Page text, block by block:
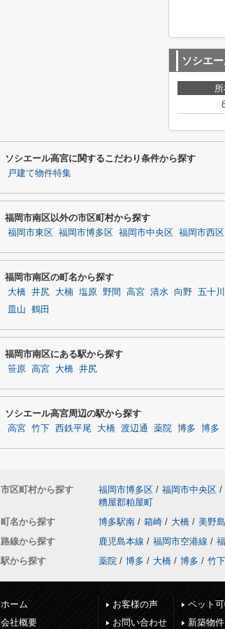
ソシエ
ソシエール高宮に関するこだわり条件から探す
戸建て物件特集
福岡市南区以外の市区町村から探す
福岡市東区 福岡市博多区 福岡市中央区 福岡市西区
福岡市南区の町名から探す
大橋 井尻 大楠 塩原 野間 高宮 清水 向野 五十川
皿山
鶴田
福岡市南区にある駅から探す
笹原 高宮 大橋 井尻
ソシエール高宮周辺の駅から探す
高宮 竹下 西鉄平尾 大橋 渡辺通 薬院 博多 博多
市区町村から探す 福岡市博多区 / 福岡市中央区 /
糟屋郡粕屋町
町名から探す
博多駅南 / 箱崎 / 大橋 / 美野島
路線から探す
鹿児島本線 / 福岡市空港線 /
駅から探す
薬院 / 博多 / 大橋 / 博多 / 竹下
ホーム
会社概要
お客様の声
お問い合わせ
ペット
新築物件